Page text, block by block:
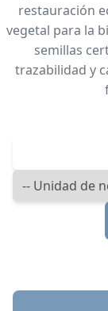
restauración
vegetal para la
semillas
trazabilidad y